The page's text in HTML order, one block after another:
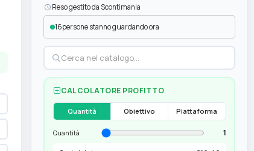
Reso gestito da Scontimania
16persone stanno guardando ora
CALCOLATORE PROFITTO
Quantità Obiettivo Piattaforma
Quantità
1